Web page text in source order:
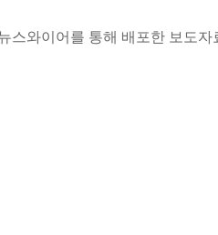
스와이어를 통해 배포한 보도